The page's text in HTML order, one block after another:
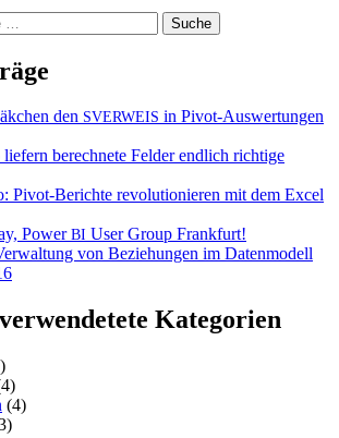
den SVERWEIS in Pivot-Auswertungen
berechnete Felder endlich richtige
Pivot-Berichte revolutionieren mit dem Excel
PowerBI User Group Frankfurt!
von Beziehungen im Datenmodell
Kategorien
(4)